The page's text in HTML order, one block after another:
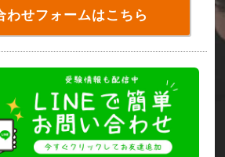
わせフォームはこちら